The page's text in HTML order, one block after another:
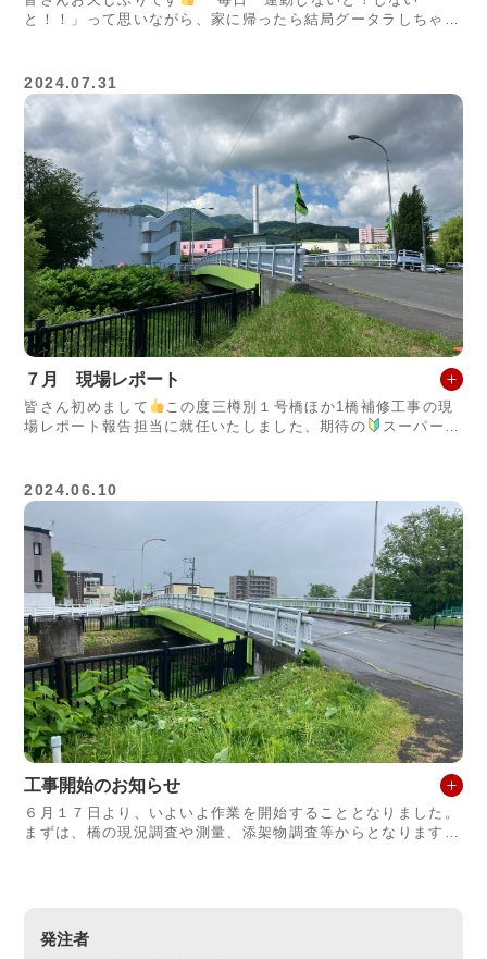
と！！」って思いながら、家に帰ったら結局グータラしちゃ
2024.07.31
７月 現場レポート
皆さん初めまして
この度三樽別１号橋ほか1橋補修工事の現
場レポート報告担当に就任いたしました、期待の
スーパール
2024.06.10
工事開始のお知らせ
６月１７日より、いよいよ作業を開始することとなりました。
まずは、橋の現況調査や測量、添架物調査等からとなります。
発注者